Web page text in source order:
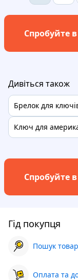
Спробуйте
Дивіться також
Брелок для
Ключ для
Спробуйте
Гід покупця
Пошук
Оплата та